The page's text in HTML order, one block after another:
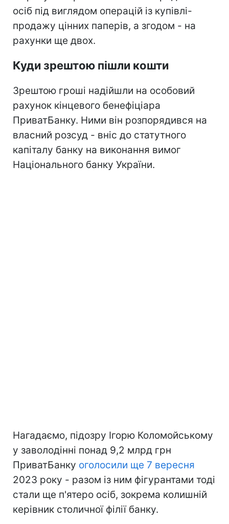
осіб під виглядом операцій із купівлі-
продажу цінних паперів, а згодом - на
рахунки ще двох.
Куди зрештою пішли кошти
Зрештою гроші надійшли на особовий
рахунок кінцевого бенефіціара
ПриватБанку. Ними він розпорядився на
власний розсуд - вніс до статутного
капіталу банку на виконання вимог
Національного банку України.
Нагадаємо, підозру Ігорю Коломойському
у заволодінні понад 9,2 млрд грн
ПриватБанку оголосили ще 7 вересня
2023 року - разом із ним фігурантами тоді
стали ще п'ятеро осіб, зокрема колишній
керівник столичної філії банку.